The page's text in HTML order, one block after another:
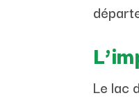
Le lac